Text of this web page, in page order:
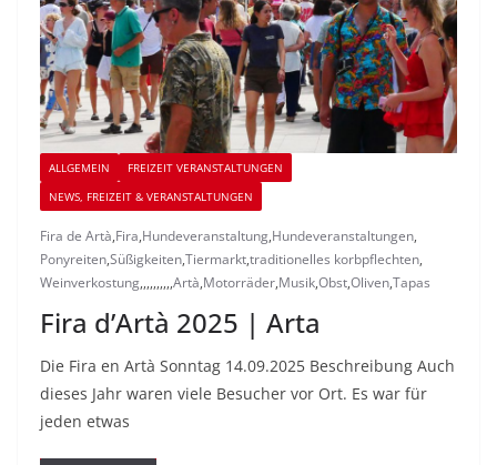
ALLGEMEIN
FREIZEIT VERANSTALTUNGEN
NEWS, FREIZEIT & VERANSTALTUNGEN
Fira de Artà,Fira,Hundeveranstaltung,Hundeveranstaltungen,
Ponyreiten,Süßigkeiten,Tiermarkt,traditionelles korbpflechten,
Weinverkostung,,,,,,,,,,Artà,Motorräder,Musik,Obst,Oliven,Tapas
Fira d’Artà 2025 | Arta
Die Fira en Artà Sonntag 14.09.2025 Beschreibung Auch
dieses Jahr waren viele Besucher vor Ort. Es war für
jeden etwas